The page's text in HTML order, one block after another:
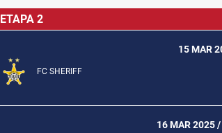
ETAPA 2
15 MAR
FC SHERIFF
16 MAR 2025 /